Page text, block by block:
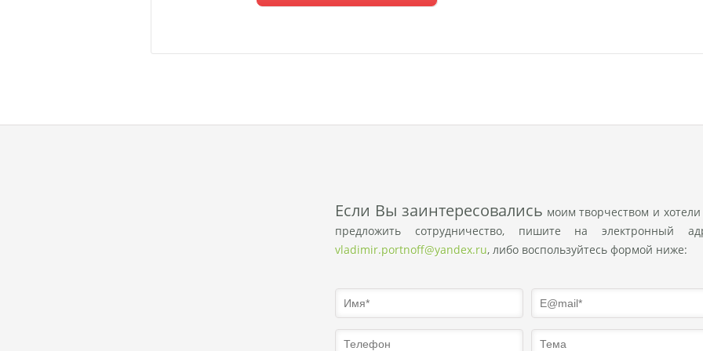
Eсли Вы заинтересовались моим творчеством и
предложить сотрудничество, пишите на электронный
vladimir.portnoff@yandex.ru, либо воспользуйтесь формой ниже: